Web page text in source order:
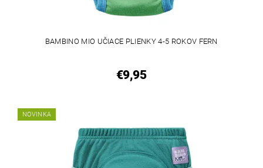
BAMBINO MIO UČIACE PLIENKY 4-5 ROKOV FERN
€9,95
NOVINKA